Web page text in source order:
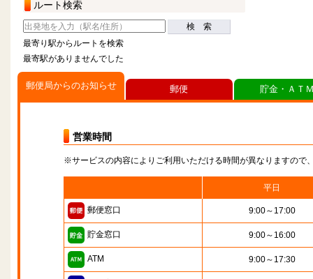
ルート検索
検 索
最寄り駅からルートを検索
最寄駅がありませんでした
郵便局からのお知らせ
営業時間
※サービスの内容によりご利用いただける時間が異なりますので
平日
郵便窓口 9:00～17:00
貯金窓口 9:00～16:00
ATM 9:00～17:30
郵便 貯金・ＡＴ